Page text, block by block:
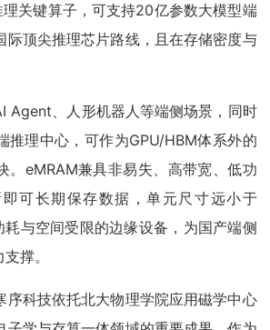
关键算子，可支持20亿参数大模型端
际顶尖推理芯片路线，且在存储密度与
Agent、人形机器人等端侧场景，同时
推理中心，可作为GPU/HBM体系外的
。eMRAM兼具非易失、高带宽、低功
可长期保存数据，单元尺寸远小于
耗与空间受限的边缘设备，为国产端侧
撑。
序科技依托北大物理学院应用磁学中心